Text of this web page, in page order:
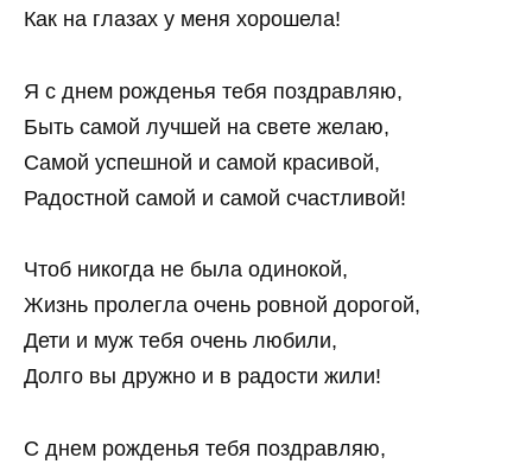
Как на глазах у меня хорошела!
Я с днем рожденья тебя поздравляю,
Быть самой лучшей на свете желаю,
Самой успешной и самой красивой,
Радостной самой и самой счастливой!
Чтоб никогда не была одинокой,
Жизнь пролегла очень ровной дорогой,
Дети и муж тебя очень любили,
Долго вы дружно и в радости жили!
С днем рожденья тебя поздравляю,